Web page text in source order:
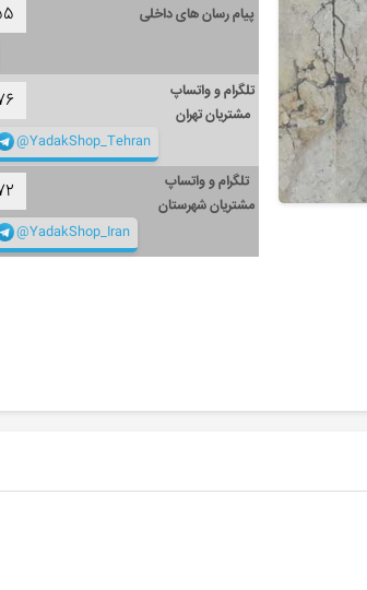
پیام رسان های داخلی
تلگرام و واتساپ
مشتریان تهران
@YadakShop_Tehran
تلگرام و واتساپ
مشتریان شهرستان
@YadakShop_Iran